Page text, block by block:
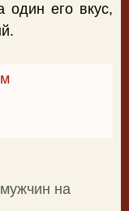
один его вкус,
на